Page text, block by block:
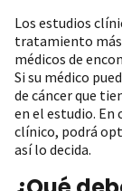
Los estudios
tratamiento más
médicos de
Si su médico
de cáncer que
en el estudio. En
clínico, podrá
así lo decida.